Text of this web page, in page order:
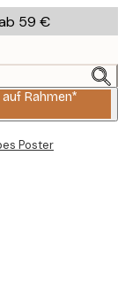
59 €
Rahmen*
Poster